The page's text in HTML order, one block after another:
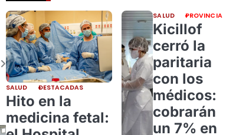
SALUD DESTACADAS
Hito en la
medicina fetal:
SALUD PROVINCIA
Kicillof
cerró la
paritaria
con los
médicos:
cobrarán
un 7% en